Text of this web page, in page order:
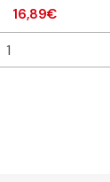
16,89€